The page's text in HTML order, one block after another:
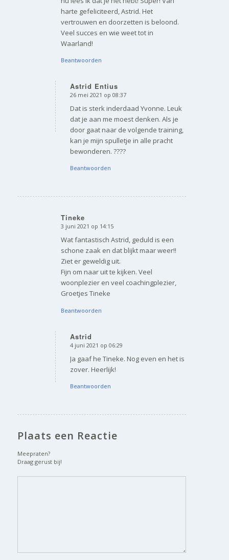
harte gefeliciteerd, Astrid. Het
vertrouwen en doorzetten is beloond.
Veel succes en wie weet tot in
Waarland!
Beantwoorden
Astrid Entius
zegt:
26 mei 2021 op 08:37
Dat is sterk inderdaad Yvonne. Leuk
dat je aan me moest denken. Als je
door gaat naar de volgende training,
kan je mijn spulletje in alle pracht
bewonderen. ????
Beantwoorden
Tineke
zegt:
3 juni 2021 op 14:15
Wat fantastisch Astrid, geduld is een
schone zaak en dat blijkt maar weer!!
Ziet er geweldig uit.
Fijn om naar uit te kijken. Veel
woonplezier en veel coachingplezier,
Groetjes Tineke
Beantwoorden
Astrid
zegt:
4 juni 2021 op 06:29
Ja gaaf he Tineke. Nog even en het is
zover. Heerlijk!
Beantwoorden
Plaats een Reactie
Meepraten?
Draag gerust bij!